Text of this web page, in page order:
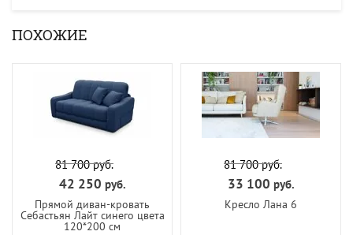
ПОХОЖИЕ
81 700руб.
42 250 руб.
Прямой диван-кровать
Себастьян Лайт синего цвета
120*200 см
81 700руб.
33 100 руб.
Кресло Лана 6